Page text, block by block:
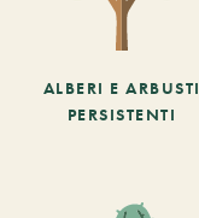
ALBERI E ARBUSTI
PERSISTENTI